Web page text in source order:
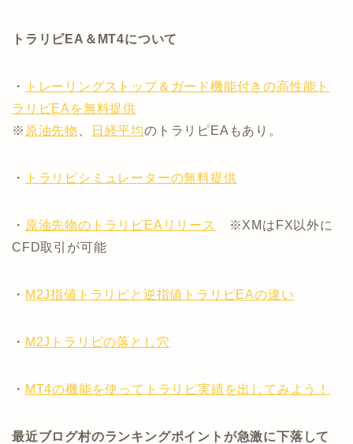
トラリピEA＆MT4について
・
トレーリングストップ＆ガード機能付きの高性能ト
ラリピEAを無料提供
※ 原油先物 日経平均のトラリピEAもあり。
・ トラリピシミュレーターの無料提供
・ 原油先物のトラリピEAリリース
※XMはFX以外に
CFD取引が可能
・ M2J指値トラリピと逆指値トラリピEAの違い
・ M2Jトラリピの落とし穴
・ MT4の機能を使ってトラリピ実績を出してみよう！
最近ブログ村のランキングポイントが急激に下落して